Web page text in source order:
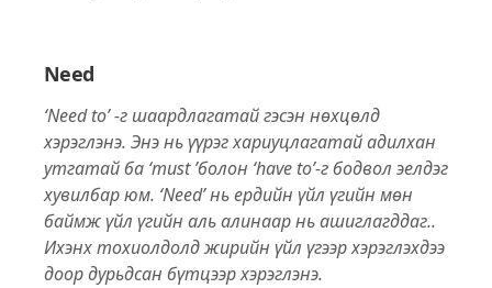
Need
‘Need to’ -г шаардлагатай гэсэн нөхцөлд
хэрэглэнэ. Энэ нь үүрэг хариуцлагатай адилхан
утгатай ба ‘must ’болон ‘have to’-г бодвол эелдэг
хувилбар юм. ‘Need’ нь ердийн үйл үгийн мөн
баймж үйл үгийн аль алинаар нь ашиглагддаг..
Ихэнх тохиолдолд жирийн үйл үгээр хэрэглэхдээ
доор дурьдсан бүтцээр хэрэглэнэ.